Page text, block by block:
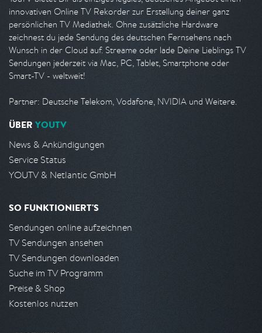
innovativen Online TV Rekorder zur Erstellung deiner ganz
persönlichen TV Mediathek. Ohne zusätzliche Hardware
zeichnest du jede Sendung des deutschen Fernsehens nach
Wunsch in der Cloud auf. Streame oder lade Deine Lieblings TV
Sendungen jederzeit via Mac, PC, Tablet, Smartphone oder
Smart-TV - weltweit!
Partner: Deutsche Telekom, Vodafone, NVIDIA und Weitere.
ÜBER YOUTV
News & Ankündigungen
Service Status
YOUTV & Netlantic GmbH
SO FUNKTIONIERT'S
Sendungen online aufzeichnen
TV Sendungen ansehen
TV Sendungen downloaden
Suche im TV Programm
Preise & Shop
Kostenlos nutzen